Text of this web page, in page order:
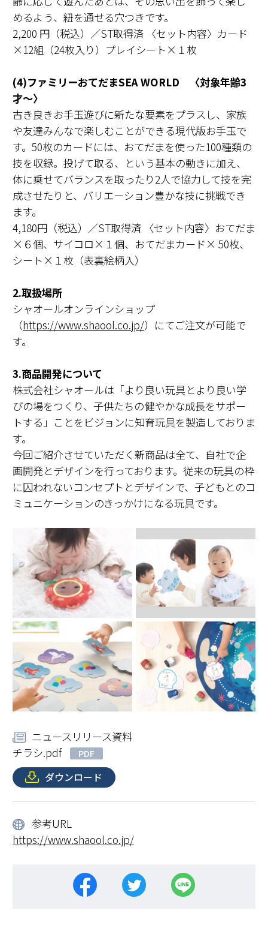
めるよう、紐を通せる穴つきです。
2,200 円（税込）／ST取得済 〈セット内容〉カード
×12組（24枚入り）プレイシート×１枚
(4)ファミリーおてだまSEA WORLD 〈対象年齢3
才〜〉
古き良きお手玉遊びに新たな要素をプラスし、家族
や友達みんなで楽しむことができる現代版お手玉で
す。50枚のカードには、おてだまを使った100種類の
技を収録。投げて取る、という基本の動きに加え、
体に乗せてバランスを取ったり2人で協力して技を完
成させたりと、バリエーション豊かな技に挑戦でき
ます。
4,180円（税込）／ST取得済 〈セット内容〉おてだま
×６個、サイコロ×１個、おてだまカード× 50枚、
シート×１枚（表裏絵柄入）
2.取扱場所
シャオールオンラインショップ
（https://www.shaool.co.jp/）にてご注文が可能で
す。
3.商品開発について
株式会社シャオールは「より良い玩具とより良い学
びの場をつくり、子供たちの健やかな成長をサポー
トする」ことをビジョンに知育玩具を製造しておりま
す。
今回ご紹介させていただく新商品は全て、自社で企
画開発とデザインを行っております。従来の玩具の枠
に囚われないコンセプトとデザインで、子どもとのコ
ミュニケーションのきっかけになる玩具です。
ニュースリリース資料
チラシ.pdf
PDF
ダウンロード
参考URL
https://www.shaool.co.jp/